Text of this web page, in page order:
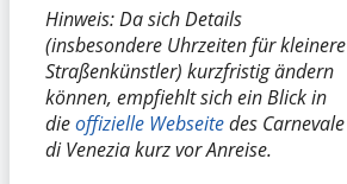
Hinweis: Da sich Details
(insbesondere Uhrzeiten für kleinere
Straßenkünstler) kurzfristig ändern
können, empfiehlt sich ein Blick in
dieoffizielle Webseitedes Carnevale
di Venezia kurz vor Anreise.